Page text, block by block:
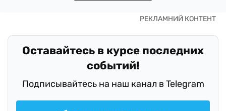
Оставайтесь в курсе последних
событий!
Подписывайтесь на наш канал в Telegram